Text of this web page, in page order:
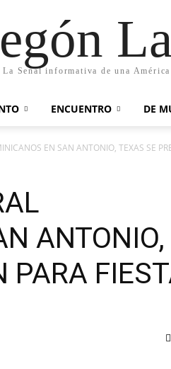
La Señal informativa de una
ENCUENTRO DE
EN SAN ANTONIO, TEXAS SE
ANTONIO,
PARA